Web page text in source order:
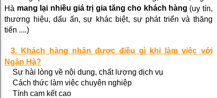
Hà mang lại nhiều giá trị gia tăng cho khách hàng (uy tín,
thương hiệu, dấu ấn, sự khác biệt, sự phát triển và thăng
tiến ....)
3. Khách hàng nhận được điều gì khi làm việc với
Ngân Hà?
Sự hài lòng về nội dung, chất lượng dịch vụ
Cách thức làm việc chuyên nghiệp
Tính cam kết cao